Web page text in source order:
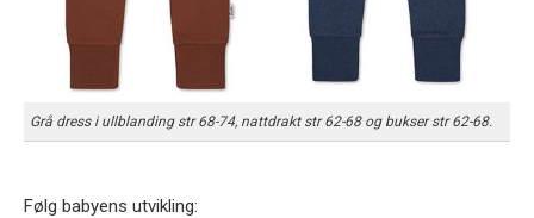
Grå dress i ullblanding str 68-74, nattdrakt str 62-68 og bukser str 62-68.
Følg babyens utvikling: